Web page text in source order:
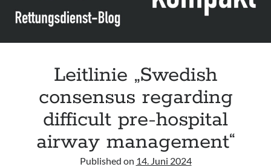
Leitlinie „Swedish
consensus regarding
difficult pre-hospital
airway management“
Published on 14. Juni 2024